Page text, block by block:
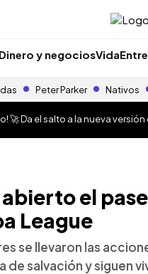
Dinero y negociosVida
Peter Parker Nativos
🚀 Da el salto a la nueva versión
el
League
se llevaron las
salvación y siguen